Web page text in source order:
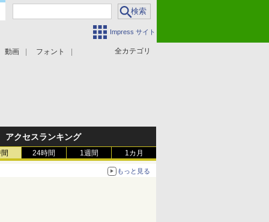
Impress サイト
全カテゴリ
動画 フォント
アクセスランキング
24時間 1週間 1カ月
もっと見る